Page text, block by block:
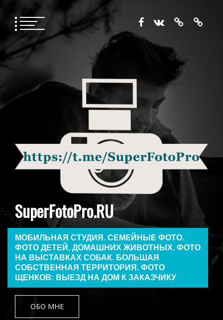
содержимому
SuperFotoPro.RU
МОБИЛЬНАЯ СТУДИЯ. СЕМЕЙНЫЕ ФОТО.
ФОТО ДЕТЕЙ, ДОМАШНИХ ЖИВОТНЫХ. ФОТО
НА ВЫСТАВКАХ СОБАК. БОЛЬШАЯ
СОБСТВЕННАЯ ТЕРРИТОРИЯ. ФОТО
ЩЕНКОВ: ВЫЕЗД НА ДОМ К ЗАКАЗЧИКУ
ОБО МНЕ